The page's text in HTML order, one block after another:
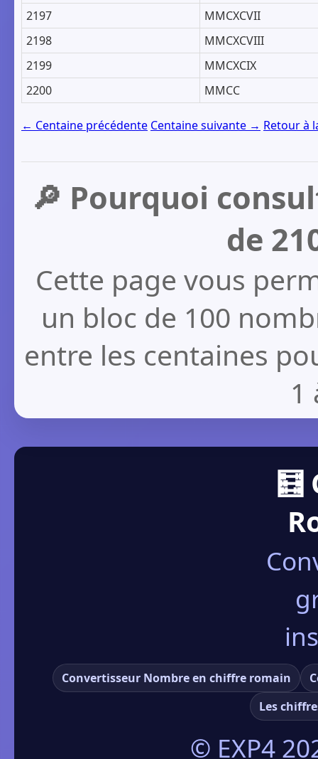
2197
MMCXCVII
2198
MMCXCVIII
2199
MMCXCIX
2200
MMCC
← Centaine précédente Centaine suivante → Retour à
🔎 Pourquoi
de
Cette page vous
un bloc de 100
entre les centaines
1
🧮
Convertisseur Nombre en chiffre romain
Les
© EXP4